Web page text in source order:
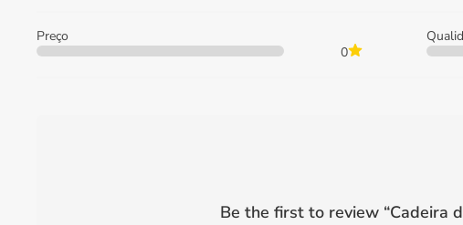
Preço
0
Be the first to review “Cadeira